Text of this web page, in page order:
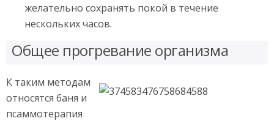
желательно сохранять покой в течение
нескольких часов.
Общее прогревание организма
К таким методам
относятся баня и
псаммотерапия